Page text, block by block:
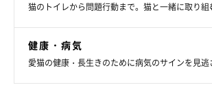
猫のトイレから問題行動まで。猫と一緒に取り
健康・病気
愛猫の健康・長生きのために病気のサインを見